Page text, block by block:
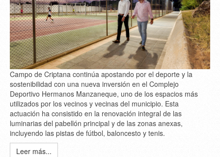
Campo de Criptana continúa apostando por el deporte y la
sostenibilidad con una nueva inversión en el Complejo
Deportivo Hermanos Manzaneque, uno de los espacios más
utilizados por los vecinos y vecinas del municipio. Esta
actuación ha consistido en la renovación integral de las
luminarias del pabellón principal y de las zonas anexas,
incluyendo las pistas de fútbol, baloncesto y tenis.
Leer más...